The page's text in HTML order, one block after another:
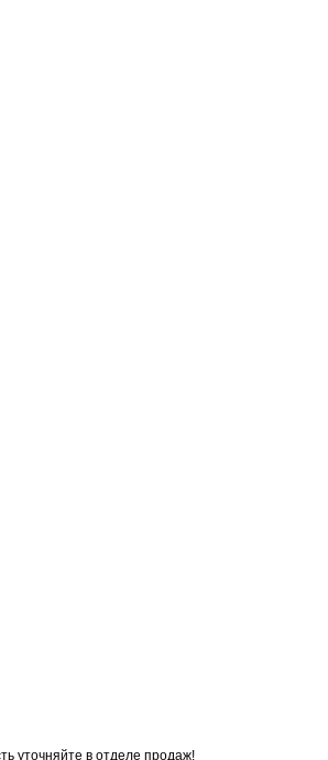
уточняйте в отделе продаж!